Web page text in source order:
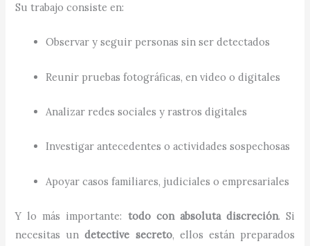
Su trabajo consiste en:
Observar y seguir personas sin ser detectados
Reunir pruebas fotográficas, en video o digitales
Analizar redes sociales y rastros digitales
Investigar antecedentes o actividades sospechosas
Apoyar casos familiares, judiciales o empresariales
Y lo más importante: todo con absoluta discreción. Si
necesitas undetective secreto, ellos están preparados